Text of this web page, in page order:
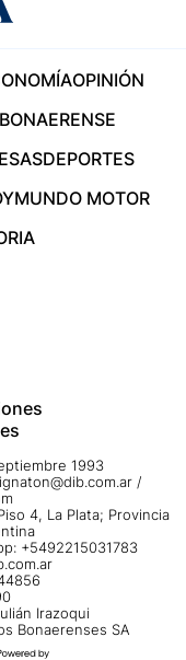
OPINIÓN
DEPORTES
MUNDO MOTOR
1993
/
4, La Plata; Provincia
+5492215031783
Irazoqui
Bonaerenses SA